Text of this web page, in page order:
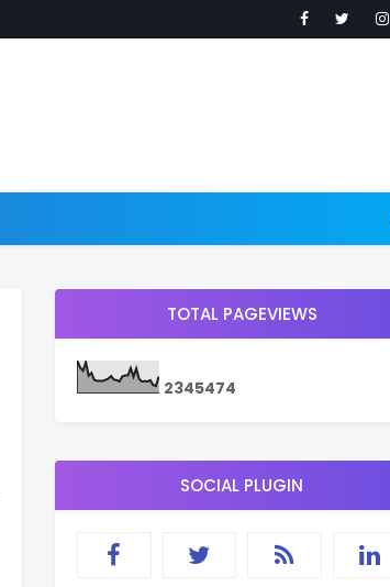
TOTAL PAGEVIEWS
2345474
SOCIAL PLUGIN